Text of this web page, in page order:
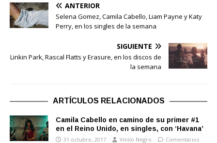
ANTERIOR
Selena Gomez, Camila Cabello, Liam Payne y Katy
Perry, en los singles de la semana
SIGUIENTE
Linkin Park, Rascal Flatts y Erasure, en los discos de
la semana
ARTÍCULOS RELACIONADOS
Camila Cabello en camino de su primer #1
en el Reino Unido, en singles, con ‘Havana’
31 octubre, 2017 Vinilo Negro Comentarios